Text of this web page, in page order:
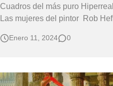
Cuadros del más puro
Las mujeres del pintor Rob
elegancia, el lujo, la opulencia
Hefferan . Hiperrealismo al…
Enero 11, 2024 0